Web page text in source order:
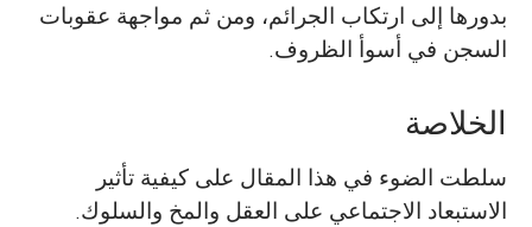
بدورها إلى ارتكاب الجرائم، ومن ثم مواجهة عقوبات
السجن في أسوأ الظروف.
الخلاصة
سلطت الضوء في هذا المقال على كيفية تأثير
الاستبعاد الاجتماعي على العقل والمخ والسلوك.